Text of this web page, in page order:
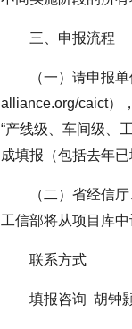
三、申报流程
（一）请申报
alliance.org/caict）
“产线级、车间级、
成填报（包括去年
（二）省经信
工信部将从项目库
联系方式
填报咨询 胡钟